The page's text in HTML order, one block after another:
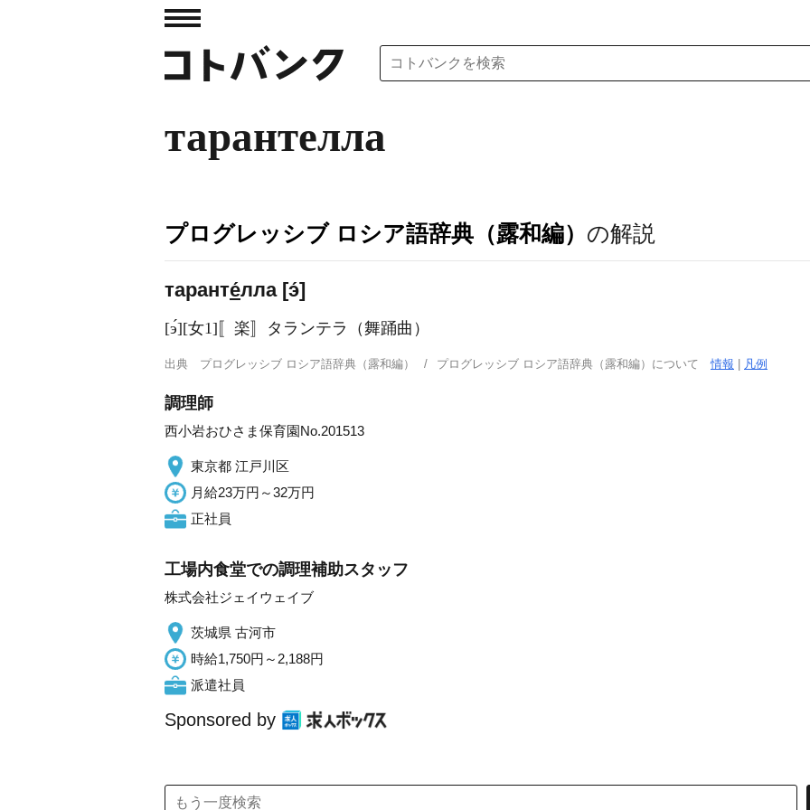
тарантелла
プログレッシブ ロシア語辞典（露和編） の解説
таранте́лла [э́]
[э́][女1]〚楽〛タランテラ（舞踊曲）
出典 プログレッシブ ロシア語辞典（露和編） プログレッシブ ロシア語辞典（露和編）について情報 凡例
調理師
西小岩おひさま保育園No.201513
東京都 江戸川区
月給23万円～32万円
正社員
工場内食堂での調理補助スタッフ
株式会社ジェイウェイブ
茨城県 古河市
時給1,750円～2,188円
派遣社員
Sponsored by